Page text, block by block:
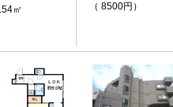
㎡ （ 8500円）